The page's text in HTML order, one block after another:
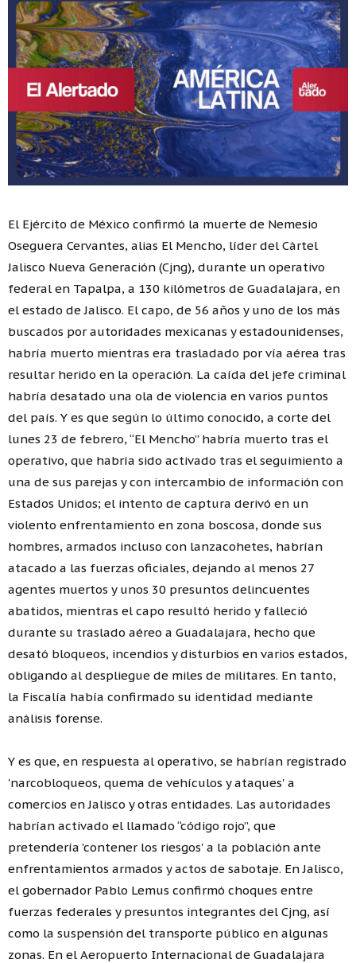
El Ejército de México confirmó la muerte de Nemesio
Oseguera Cervantes, alias El Mencho, líder del Cártel
Jalisco Nueva Generación (Cjng), durante un operativo
federal en Tapalpa, a 130 kilómetros de Guadalajara, en
el estado de Jalisco. El capo, de 56 años y uno de los más
buscados por autoridades mexicanas y estadounidenses,
habría muerto mientras era trasladado por vía aérea tras
resultar herido en la operación. La caída del jefe criminal
habría desatado una ola de violencia en varios puntos
del país. Y es que según lo último conocido, a corte del
lunes 23 de febrero, “El Mencho” habría muerto tras el
operativo, que habría sido activado tras el seguimiento a
una de sus parejas y con intercambio de información con
Estados Unidos; el intento de captura derivó en un
violento enfrentamiento en zona boscosa, donde sus
hombres, armados incluso con lanzacohetes, habrían
atacado a las fuerzas oficiales, dejando al menos 27
agentes muertos y unos 30 presuntos delincuentes
abatidos, mientras el capo resultó herido y falleció
durante su traslado aéreo a Guadalajara, hecho que
desató bloqueos, incendios y disturbios en varios estados,
obligando al despliegue de miles de militares. En tanto,
la Fiscalía había confirmado su identidad mediante
análisis forense.
Y es que, en respuesta al operativo, se habrían registrado
'narcobloqueos, quema de vehículos y ataques' a
comercios en Jalisco y otras entidades. Las autoridades
habrían activado el llamado “código rojo”, que
pretendería 'contener los riesgos' a la población ante
enfrentamientos armados y actos de sabotaje. En Jalisco,
el gobernador Pablo Lemus confirmó choques entre
fuerzas federales y presuntos integrantes del Cjng, así
como la suspensión del transporte público en algunas
zonas. En el Aeropuerto Internacional de Guadalajara